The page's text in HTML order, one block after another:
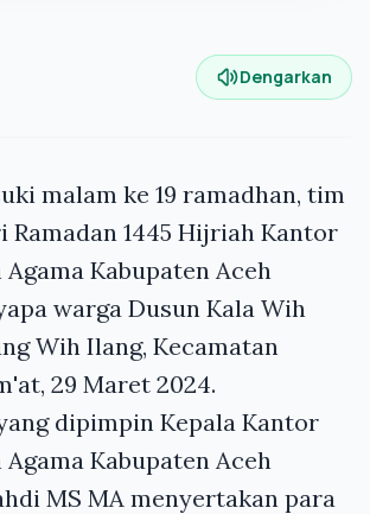
Dengarkan
malam ke 19 ramadhan, tim
Ramadan 1445 Hijriah Kantor
Kabupaten Aceh
warga Dusun Kala Wih
Wih Ilang, Kecamatan
29 Maret 2024.
dipimpin Kepala Kantor
Kabupaten Aceh
MS MA menyertakan para